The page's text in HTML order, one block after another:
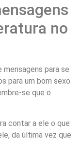
no
para se
para um bom sexo
se que o
contar a ele o que
da última vez que